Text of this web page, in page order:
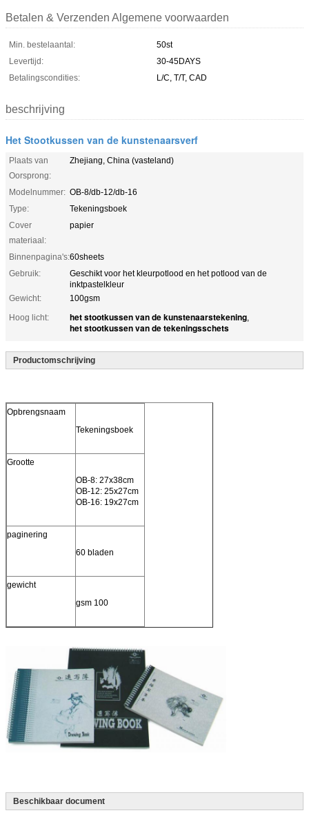
Betalen & Verzenden Algemene voorwaarden
Min. bestelaantal:
50st
Levertijd:
30-45DAYS
Betalingscondities:
L/C, T/T, CAD
beschrijving
Het Stootkussen van de kunstenaarsverf
Plaats van
Oorsprong:
Zhejiang, China (vasteland)
Modelnummer: OB-8/db-12/db-16
Type:
Tekeningsboek
Cover
materiaal:
papier
Binnenpagina's:60sheets
Gebruik:
Geschikt voor het kleurpotlood en het potlood van de
inktpastelkleur
Gewicht:
100gsm
Hoog licht:
het stootkussen van de kunstenaarstekening,
het stootkussen van de tekeningsschets
Productomschrijving
Opbrengsnaam
Tekeningsboek
Grootte
OB-8: 27x38cm
OB-12: 25x27cm
OB-16: 19x27cm
paginering
60 bladen
gewicht
gsm 100
Beschikbaar document